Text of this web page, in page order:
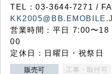
TEL：03‐3644‐7271 /
営業時間：平日 7:00〜
00
定休日：日曜日・祝祭日
販売可 工事・取付可